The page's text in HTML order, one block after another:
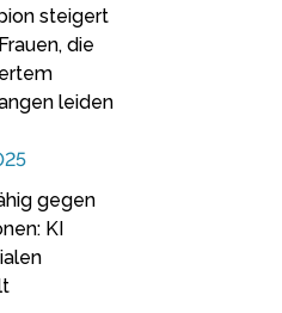
steigert
die
leiden
gegen
KI